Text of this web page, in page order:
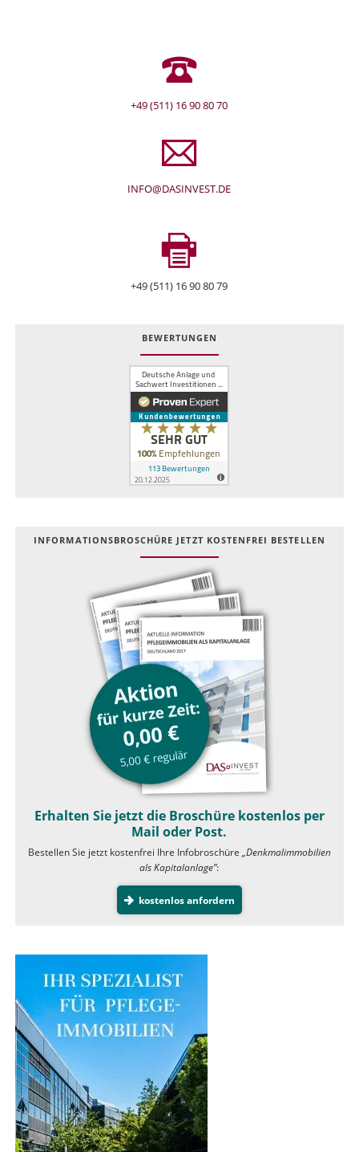
+49 (511) 16 90 80 70
INFO@DASINVEST.DE
+49 (511) 16 90 80 79
BEWERTUNGEN
INFOR­MATIONS­BROSCHÜRE JETZT KOSTEN­FREI BESTELLEN
Erhalten Sie jetzt die Broschüre kostenlos per
Mail oder Post.
Bestellen Sie jetzt kostenfrei Ihre Infobroschüre „Denkmalimmobilien
als Kapitalanlage”:
kostenlos anfordern